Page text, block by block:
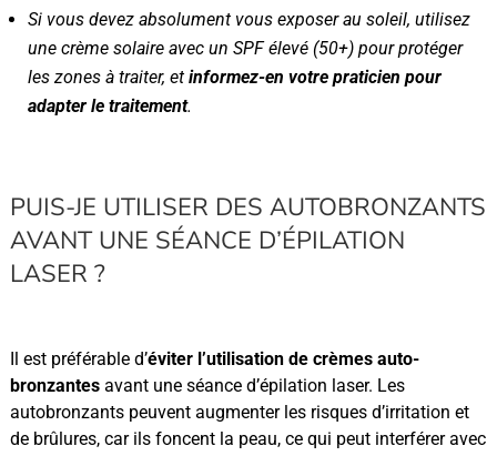
Si vous devez absolument vous exposer au soleil, utilisez
une crème solaire avec un SPF élevé (50+) pour protéger
les zones à traiter, et informez-en votre praticien pour
adapter le traitement.
PUIS-JE UTILISER DES AUTOBRONZANTS
AVANT UNE SÉANCE D’ÉPILATION
LASER ?
Il est préférable d’éviter l’utilisation de crèmes auto-
bronzantesavant une séance d’épilation laser. Les
autobronzants peuvent augmenter les risques d’irritation et
de brûlures, car ils foncent la peau, ce qui peut interférer avec